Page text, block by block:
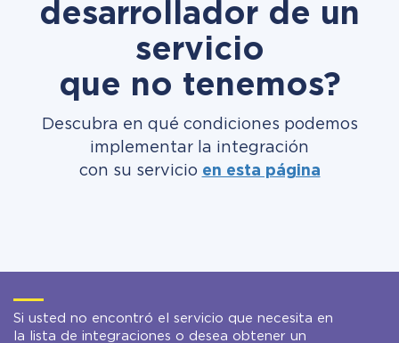
desarrollador de un
servicio
que no tenemos?
Descubra en qué condiciones podemos
implementar la integración
con su servicio en esta página
Si usted no encontró el servicio que necesita en
la lista de integraciones o desea obtener un